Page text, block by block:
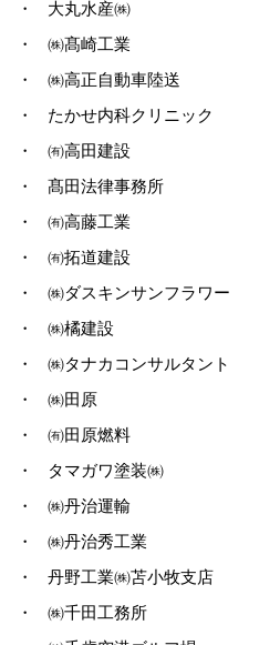
・
大丸水産㈱
・
㈱髙崎工業
・
㈱高正自動車陸送
・
たかせ内科クリニック
・
㈲高田建設
・
髙田法律事務所
・
㈲高藤工業
・
㈲拓道建設
・
㈱ダスキンサンフラワー
・
㈱橘建設
・
㈱タナカコンサルタント
・
㈱田原
・
㈲田原燃料
・
タマガワ塗装㈱
・
㈱丹治運輸
・
㈱丹治秀工業
・
丹野工業㈱苫小牧支店
・
㈱千田工務所